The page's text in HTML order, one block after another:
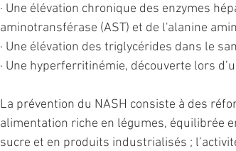
· Une élévation chronique des enzymes
aminotransférase (AST) et de l'alanine
· Une élévation des triglycérides dans le
· Une hyperferritinémie, découverte lors
La prévention du NASH consiste à des
alimentation riche en légumes, équilibrée
sucre et en produits industrialisés ;